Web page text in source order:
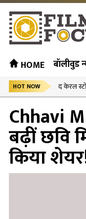
HOME बॉलीवुड
HOT NOW द केरल
Chhavi
बढ़ीं छवि
किया